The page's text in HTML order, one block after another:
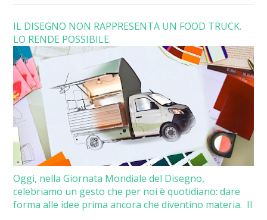
IL DISEGNO NON RAPPRESENTA UN FOOD TRUCK.
LO RENDE POSSIBILE.
Oggi, nella Giornata Mondiale del Disegno,
celebriamo un gesto che per noi è quotidiano: dare
forma alle idee prima ancora che diventino materia. Il